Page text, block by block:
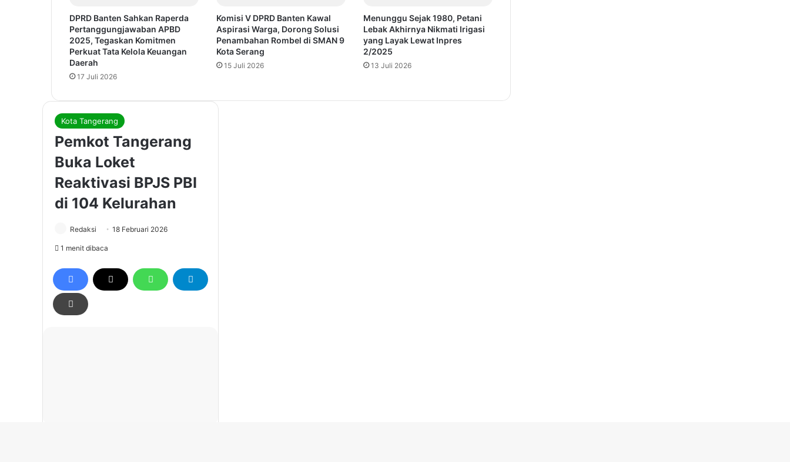
DPRD Banten Sahkan Raperda
Pertanggungjawaban APBD
2025, Tegaskan Komitmen
Perkuat Tata Kelola Keuangan
Daerah
17 Juli 2026
Komisi V DPRD Banten Kawal
Aspirasi Warga, Dorong Solusi
Penambahan Rombel di SMAN 9
Kota Serang
15 Juli 2026
Menunggu Sejak 1980, Petani
Lebak Akhirnya Nikmati Irigasi
yang Layak Lewat Inpres
2/2025
13 Juli 2026